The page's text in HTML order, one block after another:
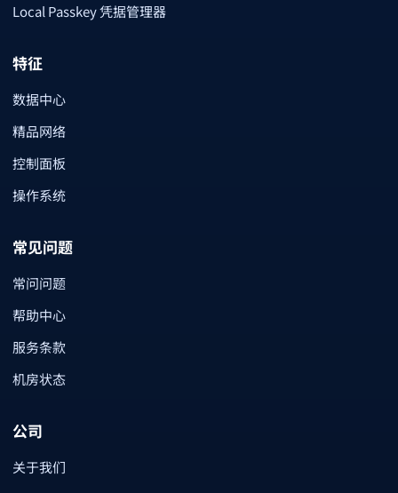
Local Passkey 凭据管理器
特征
数据中心
精品网络
控制面板
操作系统
常见问题
常问问题
帮助中心
服务条款
机房状态
公司
关于我们